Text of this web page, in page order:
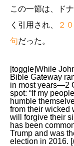
この一節は、ド
く引用され、
２
句だった。
[toggle]While
Bible Gateway
in most years—2
spot: “If my
humble
from their wicked
will forgive their
has been
Trump and was
election in 2016.